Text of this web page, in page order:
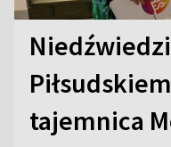
tajemnica